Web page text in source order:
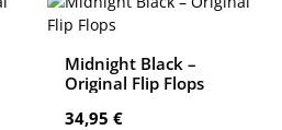
Midnight Black –
Original Flip Flops
Regulärer Preis:
34,95 €